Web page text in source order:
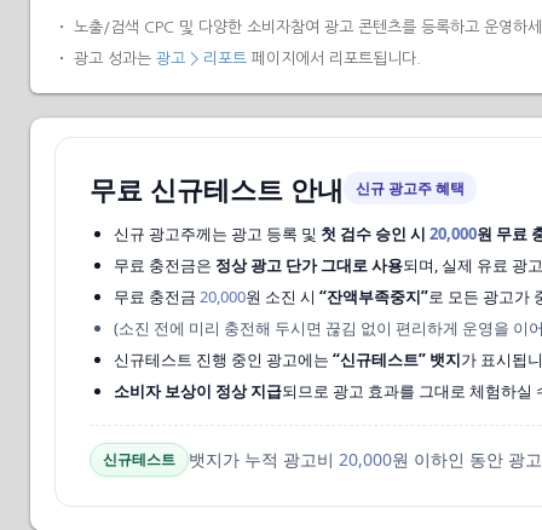
ㆍ
노출/검색 CPC 및 다양한 소비자참여 광고 콘텐츠를 등록하고 운영하
ㆍ
광고 성과는 광고 > 리포트 페이지에서 리포트됩니다.
무료 신규테스트 안내 신규 광고주 혜택
신규 광고주께는 광고 등록 및 첫 검수 승인 시 20,000원 무료
무료 충전금은 정상 광고 단가 그대로 사용되며, 실제 유료 광
무료 충전금 20,000원 소진 시 “잔액부족중지”로 모든 광고가
(소진 전에 미리 충전해 두시면 끊김 없이 편리하게 운영을 이
신규테스트 진행 중인 광고에는 “신규테스트” 뱃지가 표시됩
소비자 보상이 정상 지급되므로 광고 효과를 그대로 체험하실
신규테스트 뱃지가 누적 광고비 20,000원 이하인 동안 광